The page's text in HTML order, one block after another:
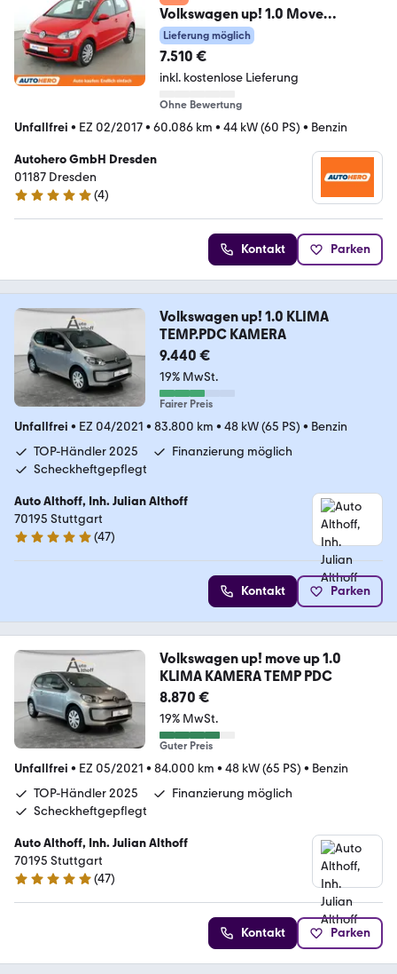
Volkswagen up! 1.0 Move
up!*SHZ*KLIMA*GARANTIE*
Lieferung möglich
7.510 €
inkl. kostenlose Lieferung
Ohne Bewertung
Unfallfrei • EZ 02/2017• 60.086 km • 44 kW (60 PS) • Benzin
Autohero GmbH Dresden
01187 Dresden
5 Sterne
(4)
Kontakt Parken
Volkswagen up! 1.0 KLIMA
TEMP.PDC KAMERA
9.440 €
19% MwSt.
Fairer Preis
Unfallfrei • EZ 04/2021 • 83.800 km • 48 kW (65 PS) • Benzin
TOP-Händler 2025
Finanzierung möglich
Scheckheftgepflegt
Auto Althoff, Inh. Julian Althoff
70195 Stuttgart
4.8 Sterne
(47)
Kontakt Parken
Volkswagen up! move up 1.0
KLIMA KAMERA TEMP PDC
8.870 €
19% MwSt.
Guter Preis
Unfallfrei • EZ 05/2021 • 84.000 km • 48 kW (65 PS) • Benzin
TOP-Händler 2025
Finanzierung möglich
Scheckheftgepflegt
Auto Althoff, Inh. Julian Althoff
70195 Stuttgart
4.8 Sterne
(47)
Kontakt Parken